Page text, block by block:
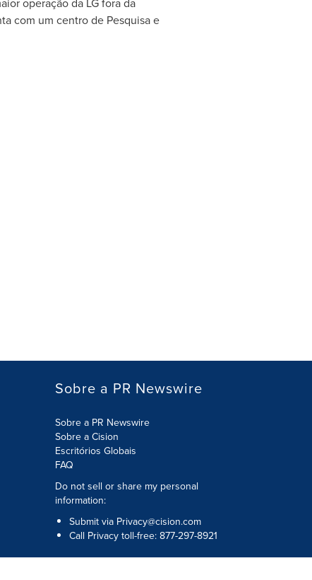
com um centro de Pesquisa e
Sobre a PR Newswire
Sobre a PR Newswire
Sobre a Cision
Escritórios Globais
FAQ
Do not sell or share my personal
information:
Submit via Privacy@cision.com
Call Privacy toll-free: 877-297-8921